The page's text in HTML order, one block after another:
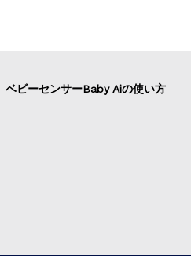
ベビーセンサーBaby Aiの使い方